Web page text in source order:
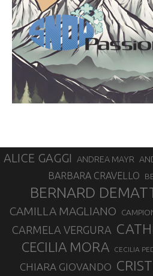
ALICE GAGGI ANDREA MAYR
BARBARA CRAVELLO
BERNARD
CAMILLA MAGLIANO
CARMELA VERGURA
CECILIA MORA CECILIA
CHIARA GIOVANDO